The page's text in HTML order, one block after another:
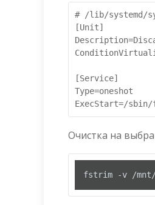
# /lib/systemd/
[Unit]
[Service]
Type=oneshot
Очистка на
fstrim -v /